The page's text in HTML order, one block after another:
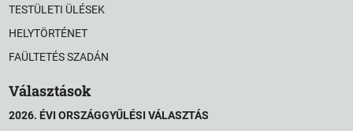
TESTÜLETI ÜLÉSEK
HELYTÖRTÉNET
FAÜLTETÉS SZADÁN
Választások
2026. ÉVI ORSZÁGGYŰLÉSI VÁLASZTÁS